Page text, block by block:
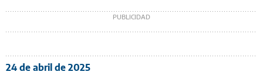
24 de abril de 2025